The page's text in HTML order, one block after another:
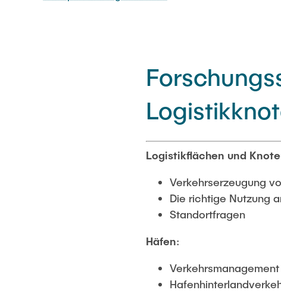
Logistikflächen und
Verkehrserzeugung
Die richtige Nutzung
Standortfragen
Häfen: